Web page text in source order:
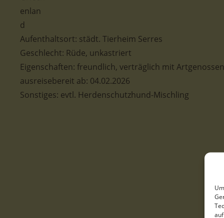
Aufenthaltsort: städt. Tierheim Serres
Geschlecht: Rüde, unkastriert
Eigenschaften: freundlich, verträglich mit
ausreisebereit ab: 04.02.2026
Sonstiges: evtl. Herdenschutzhund-Mischling